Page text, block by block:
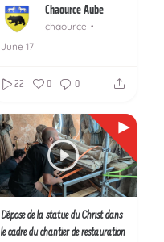
Chaource Aube
chaource
June 17
22 0 0
Dépose de la statue du Christ dans
le cadre du chantier de restauration